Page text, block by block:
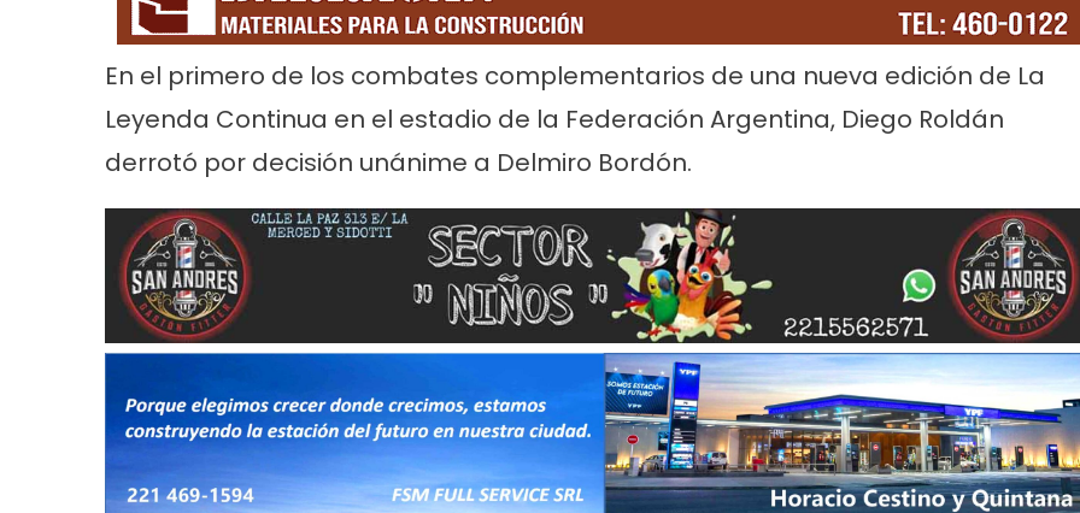
En el primero de los combates complementarios de una nueva edición de La
Leyenda Continua en el estadio de la Federación Argentina, Diego Roldán
derrotó por decisión unánime a Delmiro Bordón.
Noticias Principal Servicios
Trabajos en la red de agua en Villa
Tranquila
Noticias Servicios
Turnos de Farmacias de Agosto
2026 en Ensenada
Noticias Servicios
Por mejoras en el servicio
agua de 11 a 15